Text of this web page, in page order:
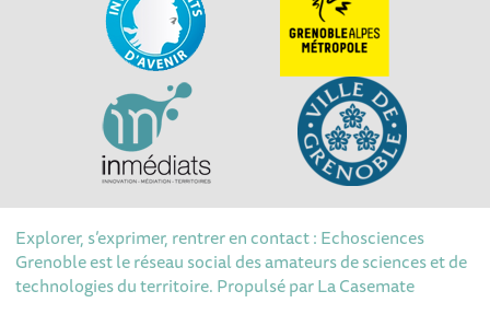
Explorer, s’exprimer, rentrer en contact : Echosciences
Grenoble est le réseau social des amateurs de sciences et de
technologies du territoire. Propulsé parLa Casemate